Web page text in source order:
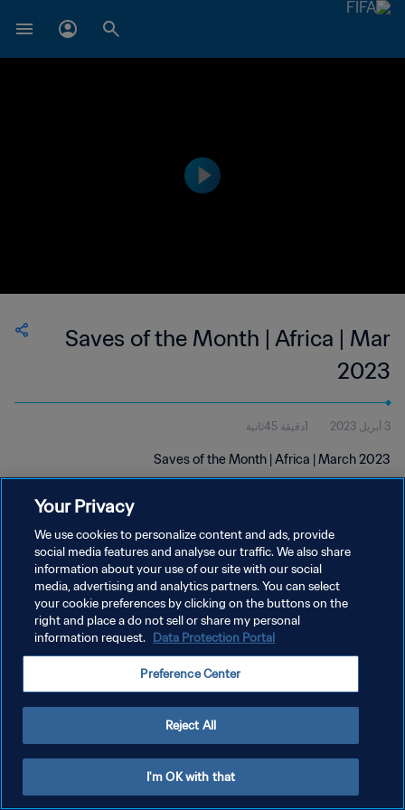
Saves of the Month | Africa | Mar
2023
3 أبريل 2023 1دقيقة 45ثانية
Saves of the Month | Africa | March 2023
سياسة الخصوصية
Your Privacy
We use cookies to personalize content and ads, provide
social media features and analyse our traffic. We also share
information about your use of our site with our social
media, advertising and analytics partners. You can select
your cookie preferences by clicking on the buttons on the
right and place a do not sell or share my personal
information request. Data Protection Portal
Preference Center
Reject All
I'm OK with that